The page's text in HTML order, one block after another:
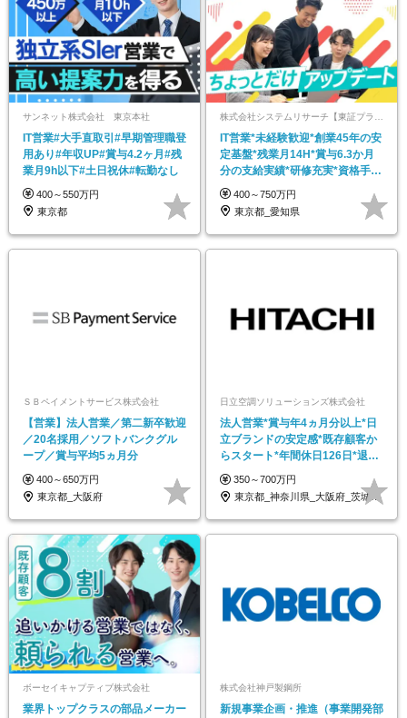
サンネット株式会社 東京本社
IT営業#大手直取引#早期管理職登
用あり#年収UP#賞与4.2ヶ月#残
業月9h以下#土日祝休#転勤なし
400～550万円
東京都
IT営業*未経験歓迎*創業45年の安
定基盤*残業月14H*賞与6.3か月
分の支給実績*研修充実*資格手当
あり
400～750万円
東京都_愛知県
ＳＢペイメントサービス株式会社
【営業】法人営業／第二新卒歓迎
／20名採用／ソフトバンクグル
ープ／賞与平均5ヵ月分
400～650万円
東京都_大阪府
日立空調ソリューションズ株式会社
法人営業*賞与年4ヵ月分以上*日
立ブランドの安定感*既存顧客か
らスタート*年間休日126日*退職
金あり
350～700万円
東京都_神奈川県_大阪府_茨城県_栃木県…
ボーセイキャプティブ株式会社
業界トップクラスの部品メーカー
株式会社神戸製鋼所
新規事業企画・推進（事業開発部